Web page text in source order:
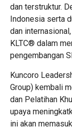
dan terstruktur.
Indonesia serta
dan
KLTC® dalam
pengembangan
Kuncoro
Group) kembali
dan Pelatihan
upaya
ini akan